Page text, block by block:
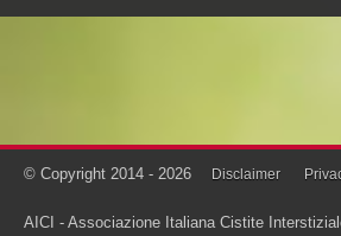
Disclaimer
© Copyright 2014 - 2026
AICI - Associazione Italiana Cistite